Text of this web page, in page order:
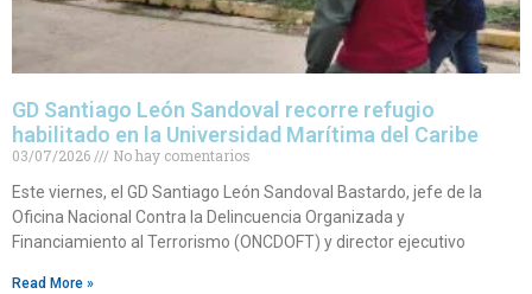
GD Santiago León Sandoval recorre refugio
habilitado en la Universidad Marítima del Caribe
03/07/2026
No hay comentarios
Este viernes, el GD Santiago León Sandoval Bastardo, jefe de la
Oficina Nacional Contra la Delincuencia Organizada y
Financiamiento al Terrorismo (ONCDOFT) y director ejecutivo
Read More »